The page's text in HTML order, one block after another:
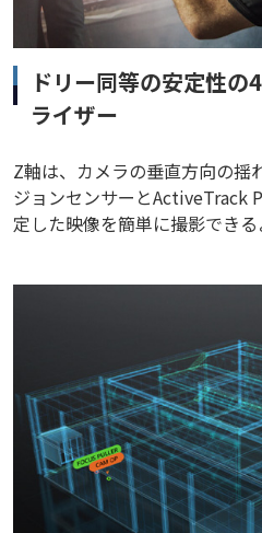
ドリー同等の安定性の
ライザー
Z軸は、カメラの垂直方向の揺
ジョンセンサーとActiveTrack
定した映像を簡単に撮影できる